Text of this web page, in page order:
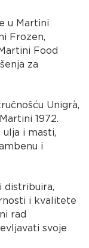
u Martini
Frozen,
Food
za
Unigrà,
1972.
i masti,
i
distribuira,
i kvalitete
rad
svoje